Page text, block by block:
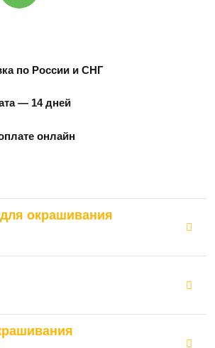
по России и СНГ
— 14 дней
онлайн
окрашивания